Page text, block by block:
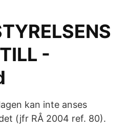
-
kan inte anses
(jfr RÅ 2004 ref. 80).